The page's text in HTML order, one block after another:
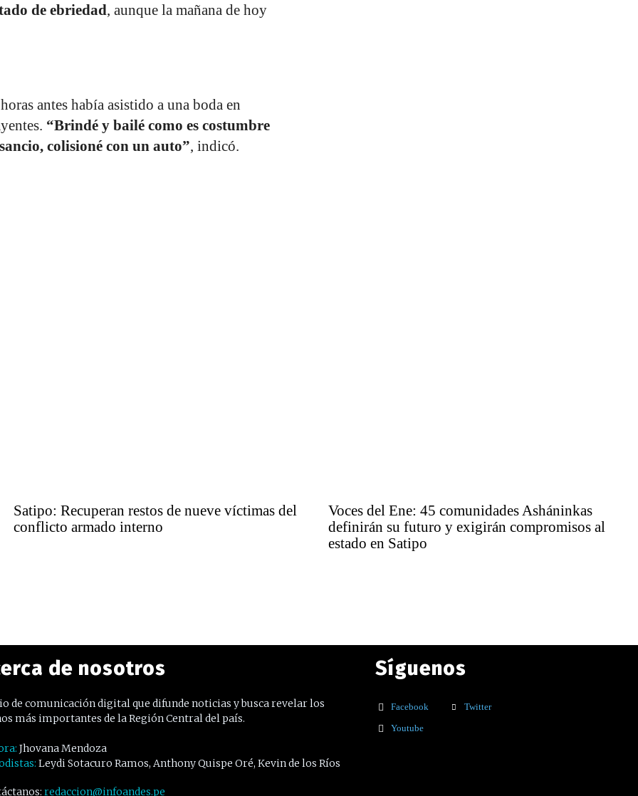
de ebriedad, aunque la mañana de hoy
antes había asistido a una boda en
“Brindé y bailé como es costumbre
colisioné con un auto”, indicó.
Satipo: Recuperan restos de nueve víctimas del
conflicto armado interno
Voces del Ene: 45 comunidades Asháninkas
definirán su futuro y exigirán compromisos al
estado en Satipo
de nosotros
de comunicación digital que difunde noticias y busca revelar los
más importantes de la Región Central del país.
Jhovana Mendoza
Leydi Sotacuro Ramos, Anthony Quispe Oré, Kevin de los Ríos
redaccion@infoandes.pe
Síguenos
Facebook
Twitter
Youtube